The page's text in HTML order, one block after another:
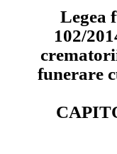
Legea
102/
funerare